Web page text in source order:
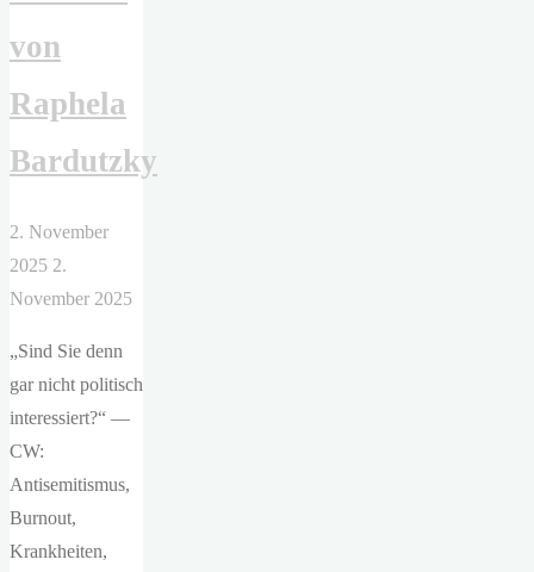
von
Raphela
Bardutzky
2. November
2025 2.
November 2025
„Sind Sie denn
gar nicht politisch
interessiert?“ —
CW:
Antisemitismus,
Burnout,
Krankheiten,